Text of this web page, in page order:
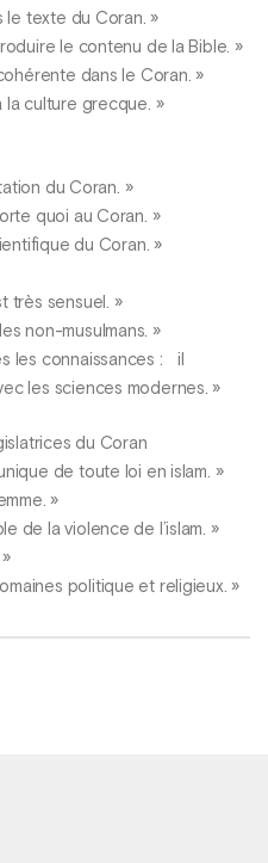
le texte du Coran. »
le contenu de la Bible. »
dans le Coran. »
la culture grecque. »
du Coran. »
quoi au Coran. »
du Coran. »
très sensuel. »
non-musulmans. »
les connaissances : il
les sciences modernes. »
du Coran
de toute loi en islam. »
»
de la violence de l’islam. »
politique et religieux. »